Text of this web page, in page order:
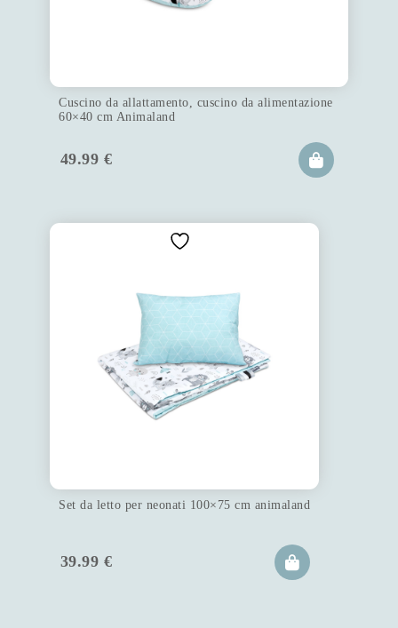
Cuscino da allattamento, cuscino da alimentazione
60×40 cm Animaland
49.99 €
Set da letto per neonati 100×75 cm animaland
39.99 €